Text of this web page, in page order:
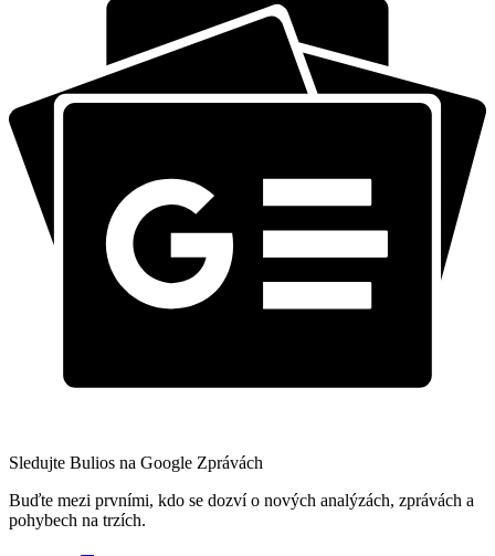
Sledujte Bulios na Google Zprávách
Buďte mezi prvními, kdo se dozví o nových analýzách, zprávách a
pohybech na trzích.